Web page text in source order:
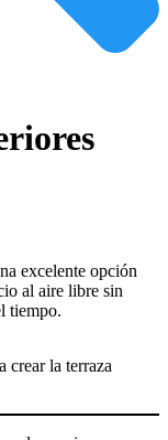
excelente opción
al aire libre sin
tiempo.
crear la terraza